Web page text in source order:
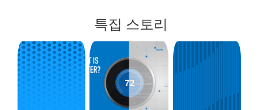
특집 스토리
blog
url
blog
url
blog
url